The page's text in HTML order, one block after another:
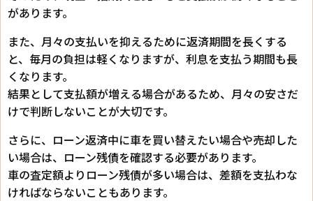
があります。
また、月々の支払いを抑えるために返済期間を長くする
と、毎月の負担は軽くなりますが、利息を支払う期間も長
くなります。
結果として支払額が増える場合があるため、月々の安さだ
けで判断しないことが大切です。
さらに、ローン返済中に車を買い替えたい場合や売却した
い場合は、ローン残債を確認する必要があります。
車の査定額よりローン残債が多い場合は、差額を支払わな
ければならないこともあります。